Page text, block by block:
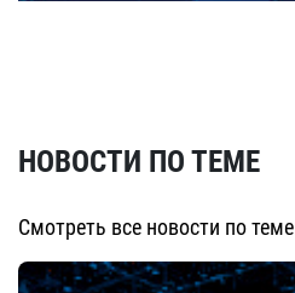
НОВОСТИ ПО ТЕМЕ
Смотреть все новости по теме